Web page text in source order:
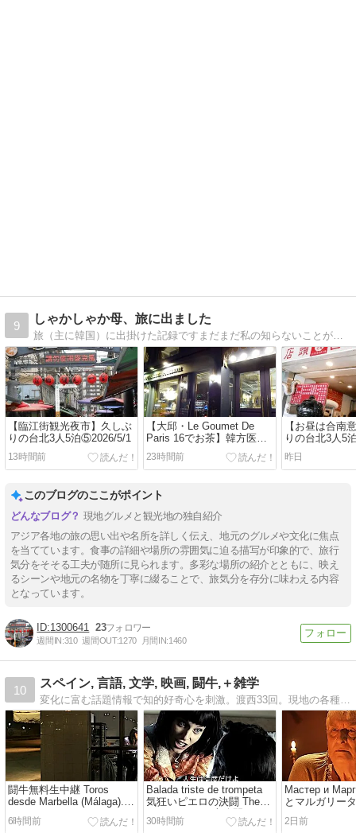
9
しゃかしゃか母、旅に出ました
旅（主に韓国）に出掛けた記録ですまだまだ私の知らないことがいっぱい。旅はいろんな発見があって楽しいです！
【臨江街観光夜市】久しぶ
りの台北3人5泊⑤2026/5/1
13時間前
【大邱・Le Goumet De
Paris 16でお茶】韓方医療
FAM⑮2016/11/25
23時間前
【お昼は合南
りの台北3人5
昨日
このブログのここがポイント
現地グルメと観光地の独自紹介
アジア各地の旅の思い出や名所を詳しく伝え、地元のグルメや文化に焦点
を当てています。食事の詳細や場所の雰囲気に迫る描写が印象的で、旅行
気分をそそる工夫が随所に見られます。多彩な場所の紹介とともに、映え
るシーンや地元の名物を丁寧に綴ることで、旅気分を存分に味わえる内容
となっています。
1300641 23
週間IN:310 週間OUT:1270 月間IN:1460
10
スペイン, 言語, 文学, 映画, 闘牛,＋雑学
闘牛無料生中継 Toros
desde Marbella (Málaga).
Morante de la Puebla, José
María Manzanares. /
6時間前
Balada triste de trompeta
気狂いピエロの決闘 The
Last Circus 日本公開
(2012) En la vida hay que
30時間前
Мастер и
とマルガリー
y Margarita
POLONIA
2日前